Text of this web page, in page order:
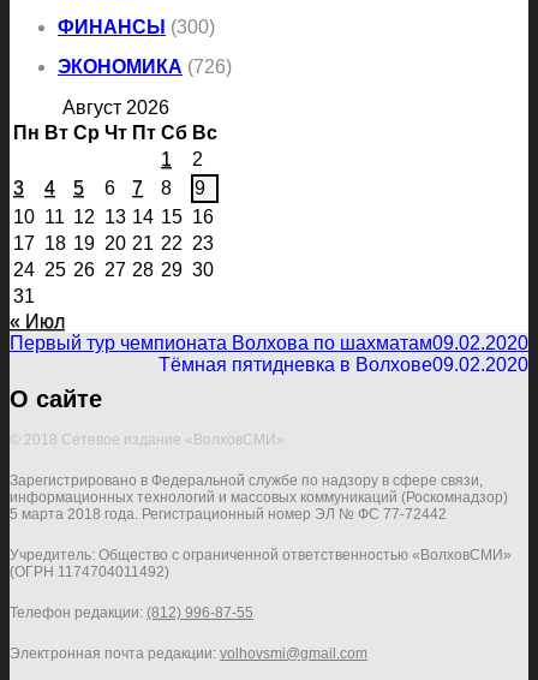
ФИНАНСЫ (300)
ЭКОНОМИКА (726)
Август 2026
Пн Вт Ср Чт Пт Сб Вс
1
2
3
4 5 6 7 8
9
10 11 12 13 14 15 16
17 18 19 20 21 22 23
24 25 26 27 28 29 30
31
« Июл
Первый тур чемпионата Волхова по шахматам09.02.2020
Тёмная пятидневка в Волхове09.02.2020
О сайте
© 2018 Сетевое издание «ВолховСМИ»
Зарегистрировано в Федеральной службе по надзору в сфере связи,
информационных технологий и массовых коммуникаций (Роскомнадзор)
5 марта 2018 года. Регистрационный номер ЭЛ № ФС 77-72442
Учредитель: Общество с ограниченной ответственностью «ВолховСМИ»
(ОГРН 1174704011492)
Телефон редакции: (812) 996-87-55
Электронная почта редакции: volhovsmi@gmail.com